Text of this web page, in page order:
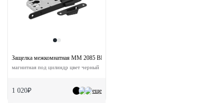
еще
Защелка межкомнатная MM 2085 BL с ответной планкой
магнитная под цилиндр цвет черный
1 020₽